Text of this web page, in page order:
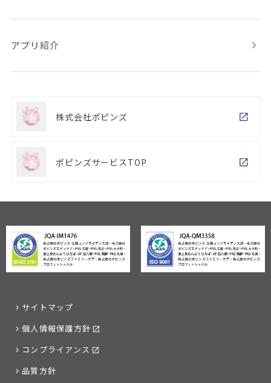
アプリ紹介
株式会社ポピンズ
ポピンズサービスTOP
サイトマップ
個人情報保護方針
コンプライアンス
品質方針